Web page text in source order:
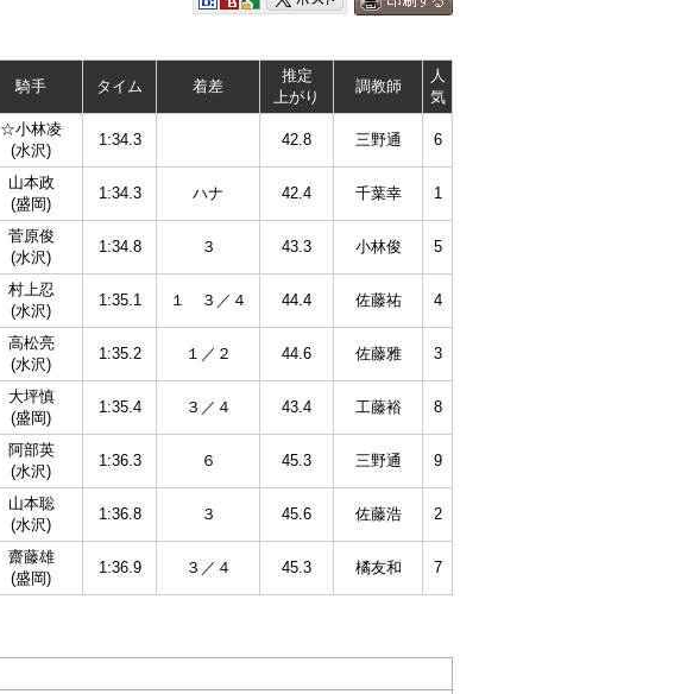
騎手 タイム 着差
推定
上がり
調教師
人
気
☆小林凌
(水沢)
1:34.3 42.8 三野通 6
山本政
(盛岡)
1:34.3 ハナ 42.4 千葉幸 1
菅原俊
(水沢)
1:34.8 ３ 43.3 小林俊 5
村上忍
(水沢)
1:35.1 １ ３／４ 44.4 佐藤祐 4
高松亮
(水沢)
1:35.2 １／２ 44.6 佐藤雅 3
大坪慎
(盛岡)
1:35.4 ３／４ 43.4 工藤裕 8
阿部英
(水沢)
1:36.3 ６ 45.3 三野通 9
山本聡
(水沢)
1:36.8 ３ 45.6 佐藤浩 2
齋藤雄
(盛岡)
1:36.9 ３／４ 45.3 橘友和 7